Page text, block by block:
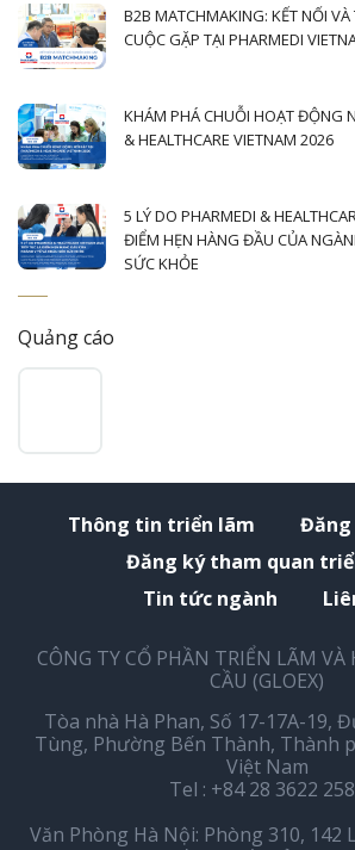
B2B MATCHMAKING: KẾT NỐI
CUỘC GẶP TẠI PHARMEDI
KHÁM PHÁ CHUỖI HOẠT ĐỘNG
& HEALTHCARE VIETNAM 2026
5 LÝ DO PHARMEDI &
ĐIỂM HẸN HÀNG ĐẦU CỦA
SỨC KHỎE
Quảng cáo
Thông tin triển lãm
Đăng ký tham quan
Tin tức ngành
CÔNG TY CỔ PHẦN TRIỂN LÃM
CẦU (GLOEX)
Tòa nhà Hà Phan, Số 17-17A-19,
Tùng, Phường Bến Thành, Thành
Việt Nam
Tel : +84 28 3622
Văn Phòng Hà Nội: Phòng 310, 142